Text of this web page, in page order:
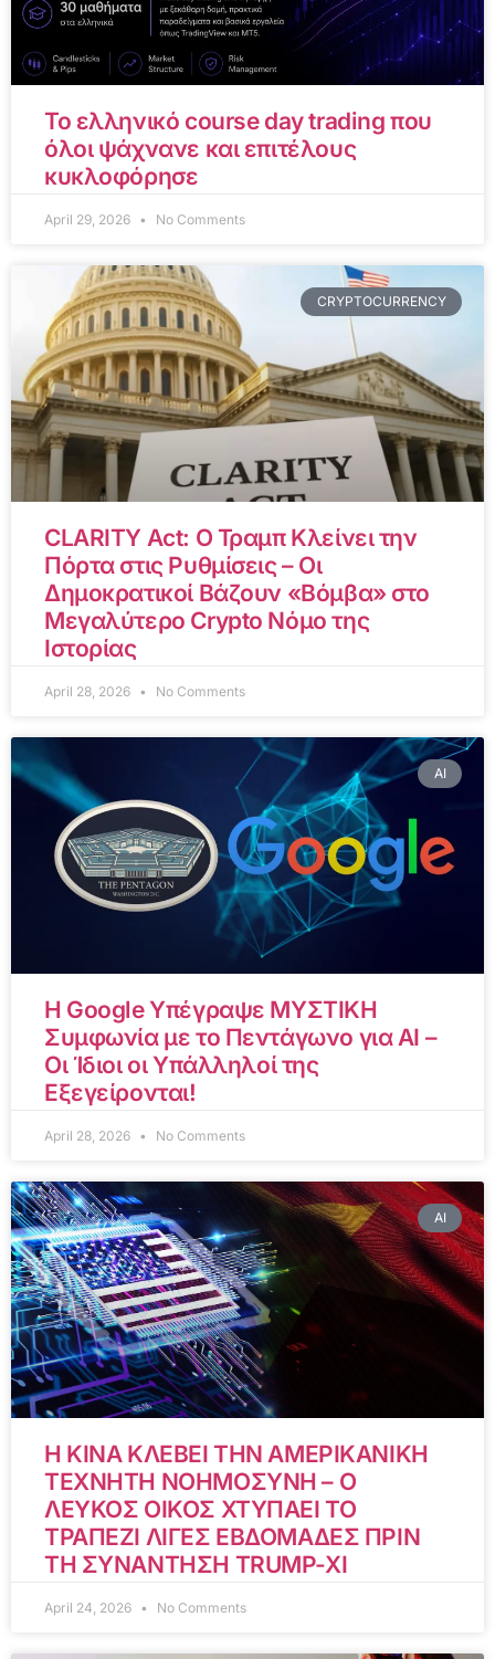
Το ελληνικό course day trading που
όλοι ψάχνανε και επιτέλους
κυκλοφόρησε
April 29, 2026 No Comments
CRYPTOCURRENCY
CLARITY Act: Ο Τραμπ Κλείνει την
Πόρτα στις Ρυθμίσεις – Οι
Δημοκρατικοί Βάζουν «Βόμβα» στο
Μεγαλύτερο Crypto Νόμο της
Ιστορίας
April 28, 2026 No Comments
AI
Η Google Υπέγραψε ΜΥΣΤΙΚΗ
Συμφωνία με το Πεντάγωνο για AI –
Οι Ίδιοι οι Υπάλληλοί της
Εξεγείρονται!
April 28, 2026 No Comments
AI
Η ΚΙΝΑ ΚΛΕΒΕΙ ΤΗΝ ΑΜΕΡΙΚΑΝΙΚΗ
ΤΕΧΝΗΤΗ ΝΟΗΜΟΣΥΝΗ – Ο
ΛΕΥΚΟΣ ΟΙΚΟΣ ΧΤΥΠΑΕΙ ΤΟ
ΤΡΑΠΕΖΙ ΛΙΓΕΣ ΕΒΔΟΜΑΔΕΣ ΠΡΙΝ
ΤΗ ΣΥΝΑΝΤΗΣΗ TRUMP-XI
April 24, 2026 No Comments